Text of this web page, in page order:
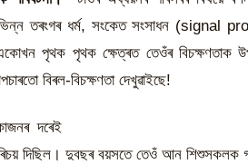
তৰংগৰ ধৰ্ম, সংকেত সংসাধন (signal
পৃথক পৃথক ক্ষেত্ৰত তেওঁৰ বিচক্ষণতাক
বিৰল-বিচক্ষণতা দেখুৱাইছে!
দৰেই
দিছিল। দুবছৰ বয়সতে তেওঁ আন শিশুসকলক